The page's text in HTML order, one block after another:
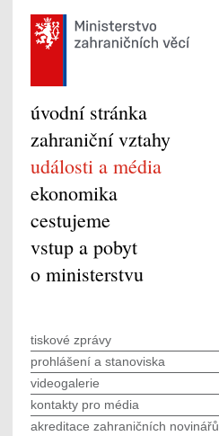
úvodní stránka
zahraniční vztahy
události a média
ekonomika
cestujeme
vstup a pobyt
o ministerstvu
tiskové zprávy
prohlášení a stanoviska
videogalerie
kontakty pro média
akreditace zahraničních novinářů